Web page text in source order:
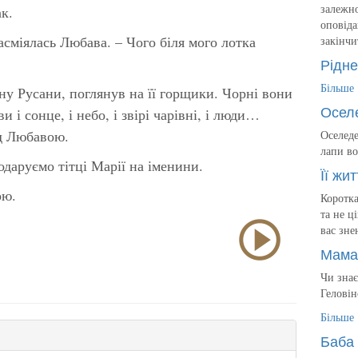
Любава. – Чого біля мого лотка
Русани, поглянув на її горщики. Чорні вони
сонце, і небо, і звірі чарівні, і люди…
Любавою.
тітці Марії на іменини.
Більше
лапи
Її
та не
вас
Чи
Більше
Баба